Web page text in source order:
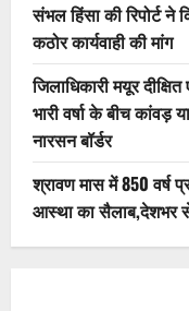
संभल हिंसा की रिपोर्ट ने
कठोर कार्यवाही की मांग
जिलाधिकारी मयूर
भारी वर्षा के बीच
नारसन बॉर्डर
श्रावण मास में 850 वर्ष
आस्था का सैलाब,देशभर